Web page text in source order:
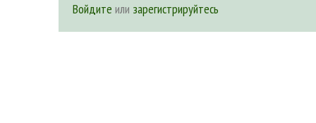
Войдите или зарегистрируйтесь